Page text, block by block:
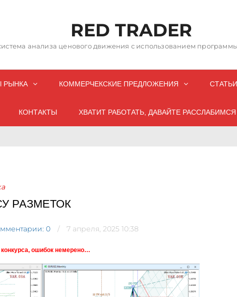
RED TRADER
анализа ценового движения с использованием
РЫНКА КОММЕРЧЕКСКИЕ ПРЕДЛОЖЕНИЯ СТАТЬИ
КОНТАКТЫ ХВАТИТ РАБОТАТЬ, ДАВАЙТЕ РАССЛАБИМСЯ
РАЗМЕТОК
0 7 апреля, 2025 10:38
ошибок немерено…